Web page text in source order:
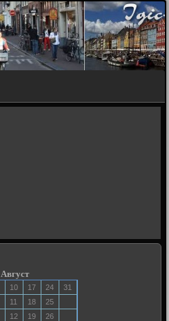
Август
10 17 24
31
11 18
25
12 19
26